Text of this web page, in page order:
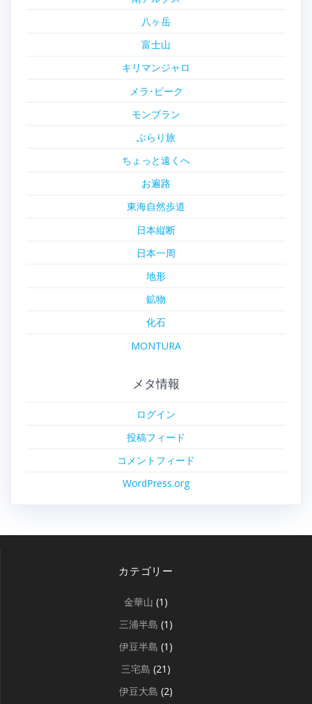
八ヶ岳
富士山
キリマンジャロ
メラ･ピーク
モンブラン
ぶらり旅
ちょっと遠くへ
お遍路
東海自然歩道
日本縦断
日本一周
地形
鉱物
化石
MONTURA
メタ情報
ログイン
投稿フィード
コメントフィード
WordPress.org
カテゴリー
金華山 (1)
三浦半島 (1)
伊豆半島 (1)
三宅島 (21)
伊豆大島 (2)